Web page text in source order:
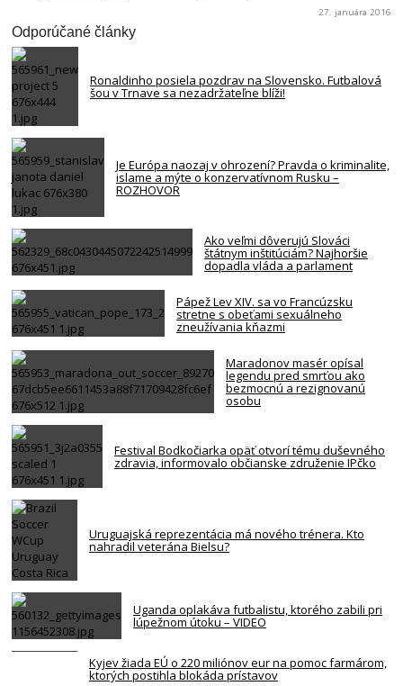
27. januára 2016
Odporúčané články
Ronaldinho posiela pozdrav na Slovensko. Futbalová
šou v Trnave sa nezadržateľne blíži!
Je Európa naozaj v ohrození? Pravda o kriminalite,
islame a mýte o konzervatívnom Rusku –
ROZHOVOR
Ako veľmi dôverujú Slováci
štátnym inštitúciám? Najhoršie
dopadla vláda a parlament
Pápež Lev XIV. sa vo Francúzsku
stretne s obeťami sexuálneho
zneužívania kňazmi
Maradonov masér opísal
legendu pred smrťou ako
bezmocnú a rezignovanú
osobu
Festival Bodkočiarka opäť otvorí tému duševného
zdravia, informovalo občianske združenie IPčko
Uruguajská reprezentácia má nového trénera. Kto
nahradil veterána Bielsu?
Uganda oplakáva futbalistu, ktorého zabili pri
lúpežnom útoku – VIDEO
Kyjev žiada EÚ o 220 miliónov eur na pomoc farmárom,
ktorých postihla blokáda prístavov